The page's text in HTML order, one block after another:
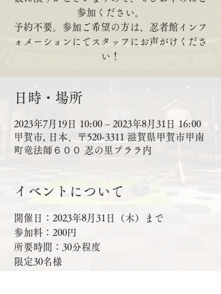
参加ください。
予約不要。参加ご希望の方は、忍者館インフ
ォメーションにてスタッフにお声がけくださ
い！
日時・場所
2023年7月19日 10:00 – 2023年8月31日 16:00
甲賀市, 日本、〒520-3311 滋賀県甲賀市甲南
町竜法師６００ 忍の里プララ内
イベントについて
開催日：2023年8月31日（木）まで
参加料：200円
所要時間：30分程度
限定30名様